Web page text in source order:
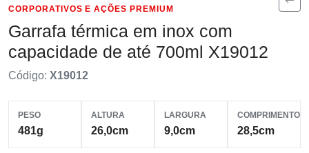
CORPORATIVOS E AÇÕES PREMIUM
Garrafa térmica em inox com
capacidade de até 700ml X19012
Código: X19012
PESO
481g
ALTURA
26,0cm
LARGURA
9,0cm
COMPRIMENTO
28,5cm